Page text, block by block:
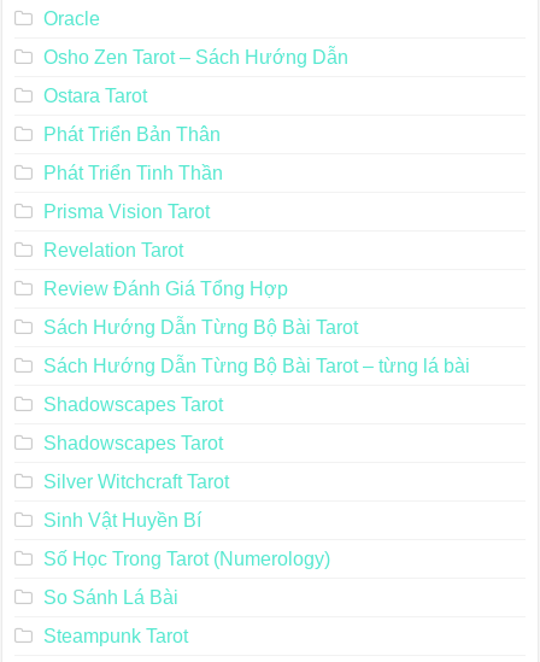
Oracle
Osho Zen Tarot – Sách Hướng Dẫn
Ostara Tarot
Phát Triển Bản Thân
Phát Triển Tinh Thần
Prisma Vision Tarot
Revelation Tarot
Review Đánh Giá Tổng Hợp
Sách Hướng Dẫn Từng Bộ Bài Tarot
Sách Hướng Dẫn Từng Bộ Bài Tarot – từng lá bài
Shadowscapes Tarot
Shadowscapes Tarot
Silver Witchcraft Tarot
Sinh Vật Huyền Bí
Số Học Trong Tarot (Numerology)
So Sánh Lá Bài
Steampunk Tarot